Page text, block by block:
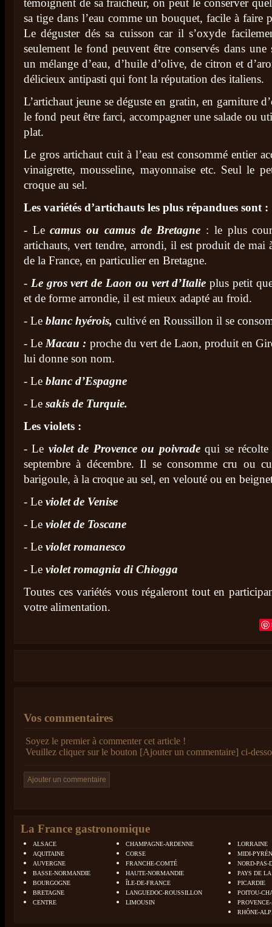
témoignent de sa fraicheur, on peut le conserver
sa tige dans l’eau comme un bouquet, facile à faire
Le déguster dés sa cuisson car il s’oxyde
seulement le fond peuvent être conservés dans
un mélange d’eau, d’huile d’olive, de citron et
délicieux antipasti qui font la réputation des italiens.
L’artichaut jeune se déguste en gratin, en garniture
le fond peut être farci, accompagner une salade ou
plat.
Le gros artichaut cuit à l’eau est consommé entier
vinaigrette, mousseline, mayonnaise etc. Seul le
croque au sel.
Les variétés d’artichauts les plus répandues sont :
- Lecamus ou camus de Bretagne : le plus
artichauts, vert tendre, arrondi, il est produit de mai
de la France, en particulier en Bretagne.
- Le gros vert de Laon ou vert d’Italie plus petit
et de forme arrondie, il est mieux adapté au froid.
- Le blanc hyérois, cultivé en Roussillon il se
- LeMacau : proche du vert de Laon, produit en
lui donne son nom.
- Le blanc d’Espagne
- Le sakis de Turquie.
Les violets :
- Le violet de Provence ou poivradequi se récolte
septembre à décembre. Il se consomme cru ou
barigoule, à la croque au sel, en velouté ou en
- Le violet de Venise
- Le violet de Toscane
- Le violet romanesco
- Le violet romagnia di Chiogga
Toutes ces variétés vous régaleront tout en
votre alimentation.
Vos commentaires
Soyez le premier à commenter cet article !
Veuillez cliquer sur le bouton [Ajouter un commentaire] ci-
La France gastronomique
ALSACE
AQUITAINE
AUVERGNE
BASSE-NORMANDIE
BOURGOGNE
BRETAGNE
CENTRE
CHAMPAGNE-ARDENNE
CORSE
FRANCHE-COMTÉ
HAUTE-NORMANDIE
ÎLE-DE-FRANCE
LANGUEDOC-ROUSSILLON
LIMOUSIN
LORRAINE
MIDI-
NORD-PAS-
PAYS DE
PICARDIE
POITOU-
RHÔNE-